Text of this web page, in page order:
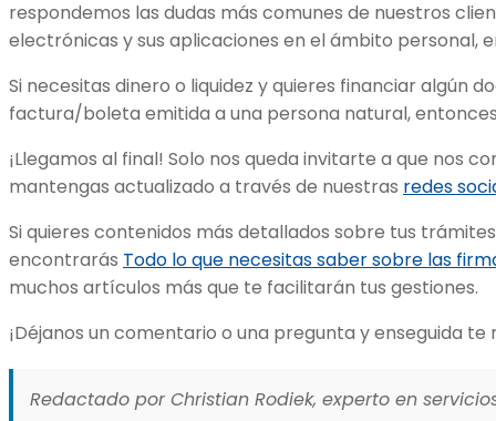
respondemos las dudas más comunes de nuestros
electrónicas y sus aplicaciones en el ámbito personal,
Si necesitas dinero o liquidez y quieres financiar algún
factura/boleta emitida a una persona natural,
¡Llegamos al final! Solo nos queda invitarte a que nos
mantengas actualizado a través de nuestras redes
Si quieres contenidos más detallados sobre tus
encontrarás Todo lo que necesitas saber sobre las
muchos artículos más que te facilitarán tus gestiones.
¡Déjanos un comentario o una pregunta y enseguida
Redactado por Christian Rodiek, experto en